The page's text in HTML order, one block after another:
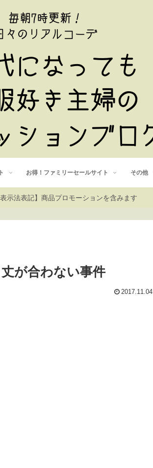
お得！ファミリーセールサイト その他
表示法表記】商品プロモーションを含みます
が合わない事件
2017.11.04